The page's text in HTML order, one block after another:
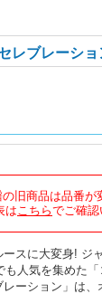
レブレーショ
旧商品は品番が
は こちらでご確認
スに大変身! ジ
人気を集めた
ーション」は